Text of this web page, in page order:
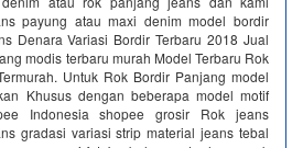
payung atau maxi denim model bordir
Denara Variasi Bordir Terbaru 2018 Jual
modis terbaru murah Model Terbaru Rok
Untuk Rok Bordir Panjang model
Khusus dengan beberapa model motif
Indonesia shopee grosir Rok jeans
gradasi variasi strip material jeans tebal